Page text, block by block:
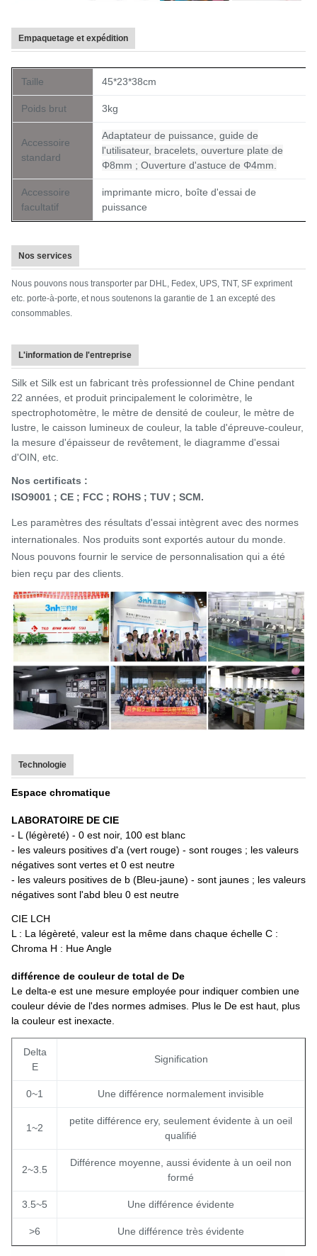
Empaquetage et expédition
Taille 45*23*38cm
Poids brut 3kg
Accessoire
standard
Adaptateur de puissance, guide de
l'utilisateur, bracelets, ouverture plate de
Φ8mm ; Ouverture d'astuce de Φ4mm.
Accessoire
facultatif
imprimante micro, boîte d'essai de
puissance
Nos services
Nous pouvons nous transporter par DHL, Fedex, UPS, TNT, SF expriment
etc. porte-à-porte, et nous soutenons la garantie de 1 an excepté des
consommables.
L'information de l'entreprise
Silk et Silk est un fabricant très professionnel de Chine pendant
22 années, et produit principalement le colorimètre, le
spectrophotomètre, le mètre de densité de couleur, le mètre de
lustre, le caisson lumineux de couleur, la table d'épreuve-couleur,
la mesure d'épaisseur de revêtement, le diagramme d'essai
d'OIN, etc.
Nos certificats :
ISO9001 ; CE ; FCC ; ROHS ; TUV ; SCM.
Les paramètres des résultats d'essai intègrent avec des normes
internationales. Nos produits sont exportés autour du monde.
Nous pouvons fournir le service de personnalisation qui a été
bien reçu par des clients.
Technologie
Espace chromatique
LABORATOIRE DE CIE
- L (légèreté) - 0 est noir, 100 est blanc
- les valeurs positives d'a (vert rouge) - sont rouges ; les valeurs
négatives sont vertes et 0 est neutre
- les valeurs positives de b (Bleu-jaune) - sont jaunes ; les valeurs
négatives sont l'abd bleu 0 est neutre
CIE LCH
L : La légèreté, valeur est la même dans chaque échelle C :
Chroma H : Hue Angle
différence de couleur de total de De
Le delta-e est une mesure employée pour indiquer combien une
couleur dévie de l'des normes admises. Plus le De est haut, plus
la couleur est inexacte.
Delta
E
Signification
0~1 Une différence normalement invisible
1~2
petite différence ery, seulement évidente à un oeil
qualifié
2~3.5
Différence moyenne, aussi évidente à un oeil non
formé
3.5~5 Une différence évidente
>6 Une différence très évidente